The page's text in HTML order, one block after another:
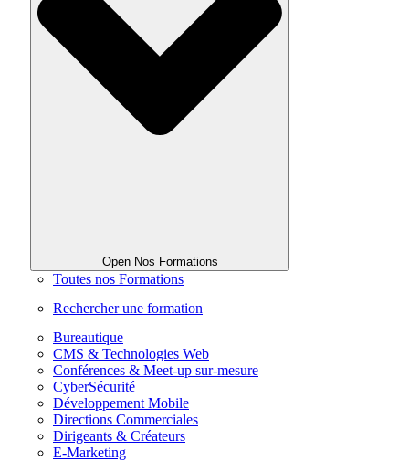
Open Nos Formations
Toutes nos Formations
Rechercher une formation
Bureautique
CMS & Technologies Web
Conférences & Meet-up sur-mesure
CyberSécurité
Développement Mobile
Directions Commerciales
Dirigeants & Créateurs
E-Marketing